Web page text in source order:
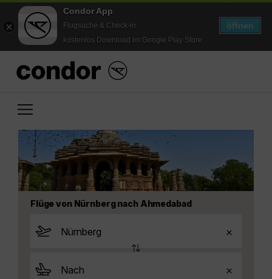
Condor App
Flugsuche & Check-in
kostenlos Download im Google Play Store
öffnen
Flüge von Nürnberg nach Ahmedabad